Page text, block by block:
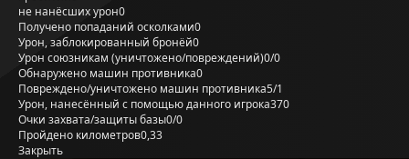
не нанёсших урон0
Получено попаданий осколками0
Урон, заблокированный бронёй0
Урон союзникам (уничтожено/повреждений)0/0
Обнаружено машин противника0
Повреждено/уничтожено машин противника5/1
Урон, нанесённый с помощью данного игрока370
Очки захвата/защиты базы0/0
Пройдено километров0,33
Закрыть